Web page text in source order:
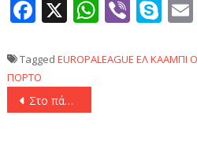
Facebook
X Viber
Tagged EUROPALEAGUE ΕΛ ΚΑΑΜΠΙ
ΠΟΡΤΟ
Πλοήγηση
Στο πάνθεον ο Ελ Κααμπί! Έφτασε στην κορυφή των Ευρωπαίων σκόρερ του Ολυμπιακού ο Μαροκινός φορ!